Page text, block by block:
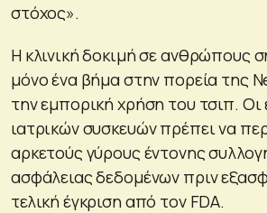
στόχος».
Η κλινική δοκιμή σε ανθρώπους
μόνο ένα βήμα στην πορεία της
την εμπορική χρήση του τσιπ. Οι
ιατρικών συσκευών πρέπει να
αρκετούς γύρους έντονης
ασφάλειας δεδομένων πριν
τελική έγκριση από τον FDA.